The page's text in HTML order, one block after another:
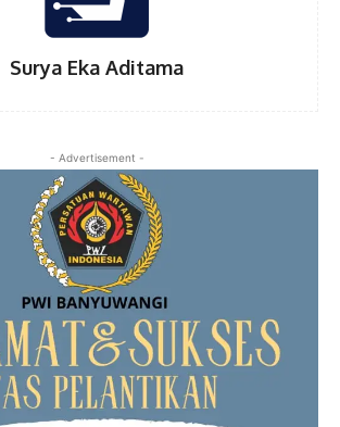
Surya Eka Aditama
- Advertisement -